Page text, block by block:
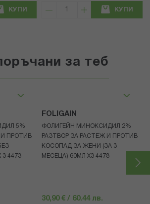
КУПИ КУПИ
за теб
5%
И ПРОТИВ
3 4473
FOLIGAIN
ФОЛИГЕЙН МИНОКСИДИЛ 2%
РАЗТВОР ЗА РАСТЕЖ И ПРОТИВ
КОСОПАД ЗА ЖЕНИ (ЗА 3
МЕСЕЦА) 60МЛ X3 4478
30,90 € / 60.44 лв.